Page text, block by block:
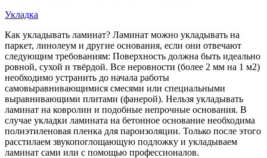
Укладка
Как укладывать ламинат? Ламинат можно укладывать на
паркет, линолеум и другие основания, если они отвечают
следующим требованиям: Поверхность должна быть идеально
ровной, сухой и твёрдой. Все неровности (более 2 мм на 1 м2)
необходимо устранить до начала работы
самовыравнивающимися смесями или специальными
выравнивающими плитами (фанерой). Нельзя укладывать
ламинат на ковролин и подобные непрочные основания. В
случае укладки ламината на бетонное основание необходима
полиэтиленовая пленка для пароизоляции. Только после этого
расстилаем звукопоглощающую подложку и укладываем
ламинат сами или с помощью профессионалов.